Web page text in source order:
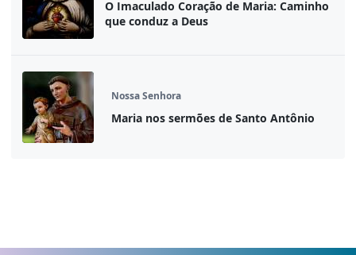
O Imaculado Coração de Maria: Caminho
que conduz a Deus
Nossa Senhora
Maria nos sermões de Santo Antônio